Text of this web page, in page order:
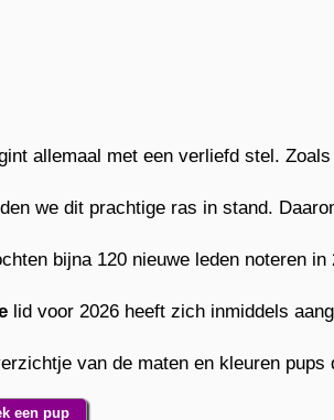
allemaal met een verliefd stel.
we dit prachtige ras in stand.
bijna 120 nieuwe leden noteren in
lid voor 2026 heeft zich inmiddels
van de maten en kleuren
een pup